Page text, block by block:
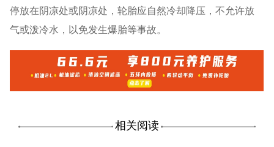
停放在阴凉处或阴凉处，轮胎应自然冷却降压，不允许放
气或泼冷水，以免发生爆胎等事故。
相关阅读